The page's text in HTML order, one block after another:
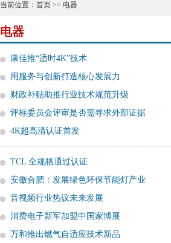
当前位置： 首页 >> 电器
电器
康佳推“适时4K”技术
用服务与创新打造核心发展力
财政补贴助推行业技术规范升级
评标委员会评审是否需寻求外部证据
4K超高清认证首发
TCL 全规格通过认证
安徽合肥：发展绿色环保节能灯产业
音视频行业热议未来发展
消费电子新军加盟中国家博展
万和推出燃气自适应技术新品